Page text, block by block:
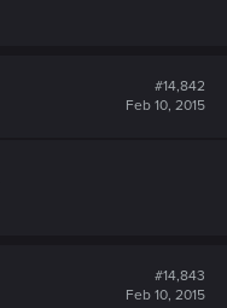
#14,842
Feb 10, 2015
#14,843
Feb 10, 2015